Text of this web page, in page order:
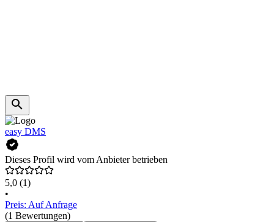
easy DMS
Dieses Profil wird vom Anbieter betrieben
5,0 (1)
•
Preis: Auf Anfrage
(1 Bewertungen)